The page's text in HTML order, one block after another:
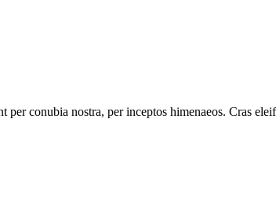
per conubia nostra, per inceptos himenaeos. Cras